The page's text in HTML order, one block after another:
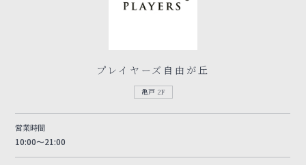
プレイヤーズ自由が丘
亀戸 2F
営業時間
10:00～21:00